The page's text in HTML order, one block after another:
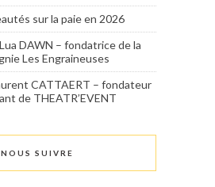
sur la paie en 2026
DAWN – fondatrice de la
Les Engraineuses
CATTAERT – fondateur
de THEATR’EVENT
NOUS SUIVRE